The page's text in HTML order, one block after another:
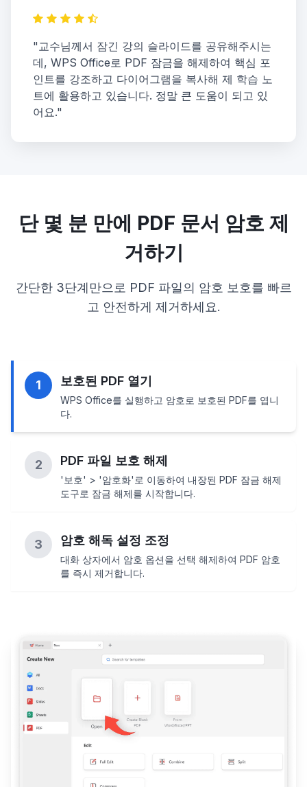
"교수님께서 잠긴 강의 슬라이드를 공유해주시는
데, WPS Office로 PDF 잠금을 해제하여 핵심 포
인트를 강조하고 다이어그램을 복사해 제 학습 노
트에 활용하고 있습니다. 정말 큰 도움이 되고 있
어요."
단 몇 분 만에 PDF 문서 암호 제
거하기
간단한 3단계만으로 PDF 파일의 암호 보호를 빠르
고 안전하게 제거하세요.
1 보호된 PDF 열기
WPS Office를 실행하고 암호로 보호된 PDF를 엽니
다.
2 PDF 파일 보호 해제
'보호' > '암호화'로 이동하여 내장된 PDF 잠금 해제
도구로 잠금 해제를 시작합니다.
3 암호 해독 설정 조정
대화 상자에서 암호 옵션을 선택 해제하여 PDF 암호
를 즉시 제거합니다.